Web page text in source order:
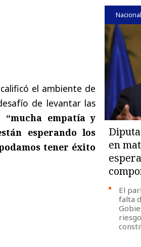
el ambiente de
de levantar las
“mucha empatía y
esperando los
tener éxito
Nacional
en
El
falta